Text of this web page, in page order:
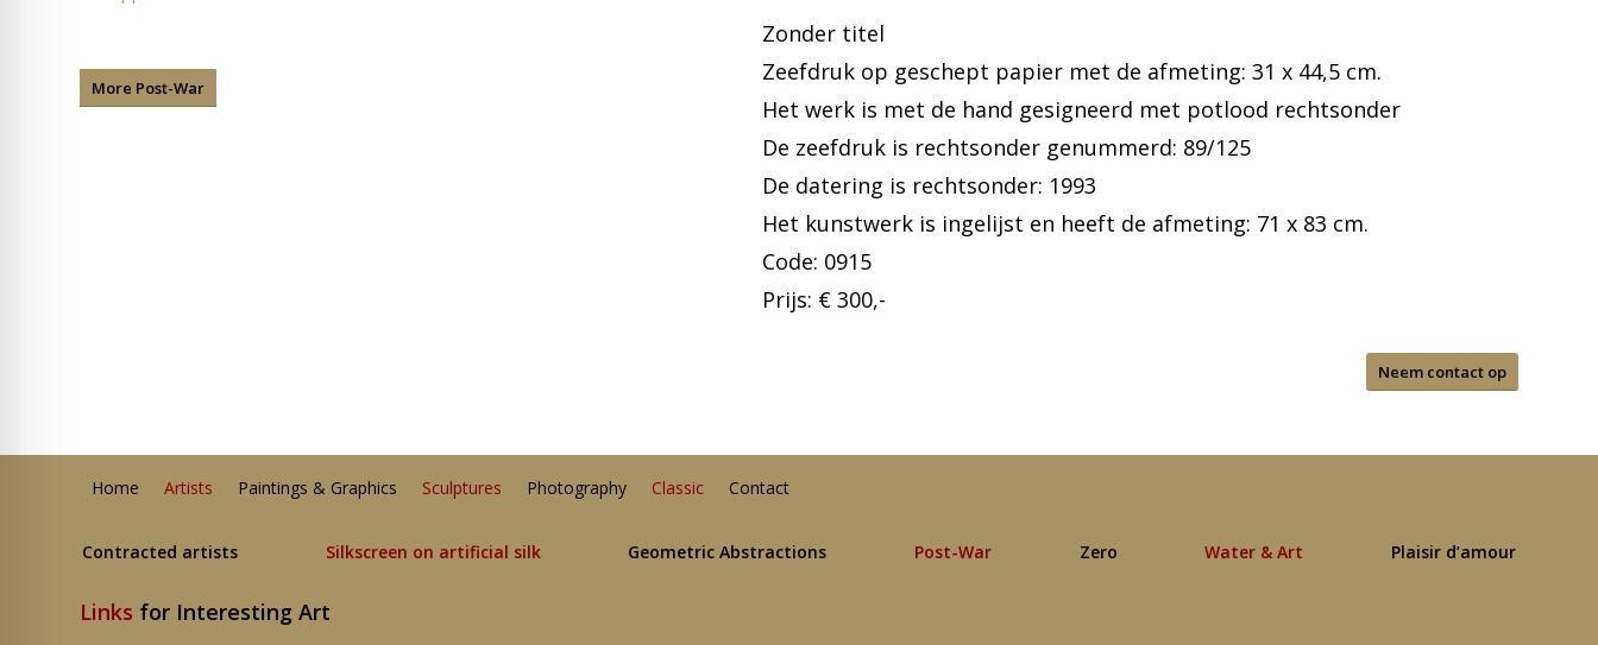
More Post-War
Zonder titel
Zeefdruk op geschept papier met de afmeting: 31 x 44,5 cm.
Het werk is met de hand gesigneerd met potlood rechtsonder
De zeefdruk is rechtsonder genummerd: 89/125
De datering is rechtsonder: 1993
Het kunstwerk is ingelijst en heeft de afmeting: 71 x 83 cm.
Code: 0915
Prijs: € 300,-
Neem contact op
Home Artists Paintings & Graphics Sculptures Photography Classic Contact
Contracted artists Silkscreen on artificial silk Geometric Abstractions Post-War Zero Water & Art Plaisir d’amour
Links for Interesting Art